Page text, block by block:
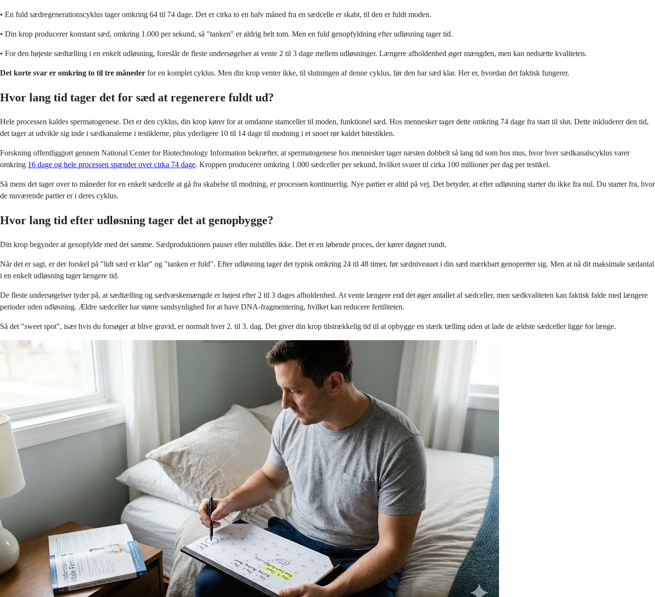
• En fuld sædregenerationscyklus tager omkring 64 til 74 dage. Det er cirka to en halv måned fra en sædcelle er skabt, til den er fuldt moden.
• Din krop producerer konstant sæd, omkring 1.000 per sekund, så "tanken" er aldrig helt tom. Men en fuld genopfyldning efter udløsning tager tid.
• For den højeste sædtælling i en enkelt udløsning, foreslår de fleste undersøgelser at vente 2 til 3 dage mellem udløsninger. Længere afholdenhed øger mængden, men kan nedsætte kvaliteten.
Det korte svar er omkring to til tre måneder for en komplet cyklus. Men din krop venter ikke, til slutningen af denne cyklus, før den har sæd klar. Her er, hvordan det faktisk fungerer.
Hvor lang tid tager det for sæd at regenerere fuldt ud?
Hele processen kaldes spermatogenese. Det er den cyklus, din krop kører for at omdanne stamceller til moden, funktionel sæd. Hos mennesker tager dette omkring 74 dage fra start til slut. Dette inkluderer den tid,
det tager at udvikle sig inde i sædkanalerne i testiklerne, plus yderligere 10 til 14 dage til modning i et snoet rør kaldet bitestiklen.
Forskning offentliggjort gennem National Center for Biotechnology Information bekræfter, at spermatogenese hos mennesker tager næsten dobbelt så lang tid som hos mus, hvor hver sædkanalscyklus varer
omkring 16 dage og hele processen spænder over cirka 74 dage. Kroppen producerer omkring 1.000 sædceller per sekund, hvilket svarer til cirka 100 millioner per dag per testikel.
Så mens det tager over to måneder for en enkelt sædcelle at gå fra skabelse til modning, er processen kontinuerlig. Nye partier er altid på vej. Det betyder, at efter udløsning starter du ikke fra nul. Du starter fra, hvor
de nuværende partier er i deres cyklus.
Hvor lang tid efter udløsning tager det at genopbygge?
Din krop begynder at genopfylde med det samme. Sædproduktionen pauser eller nulstilles ikke. Det er en løbende proces, der kører døgnet rundt.
Når det er sagt, er der forskel på "lidt sæd er klar" og "tanken er fuld". Efter udløsning tager det typisk omkring 24 til 48 timer, før sædniveauet i din sæd mærkbart genopretter sig. Men at nå dit maksimale sædantal
i en enkelt udløsning tager længere tid.
De fleste undersøgelser tyder på, at sædtælling og sædvæskemængde er højest efter 2 til 3 dages afholdenhed. At vente længere end det øger antallet af sædceller, men sædkvaliteten kan faktisk falde med længere
perioder uden udløsning. Ældre sædceller har større sandsynlighed for at have DNA-fragmentering, hvilket kan reducere fertiliteten.
Så det "sweet spot", især hvis du forsøger at blive gravid, er normalt hver 2. til 3. dag. Det giver din krop tilstrækkelig tid til at opbygge en stærk tælling uden at lade de ældste sædceller ligge for længe.